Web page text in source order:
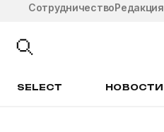
СотрудничествоРедакция
SELECT НОВОСТИ